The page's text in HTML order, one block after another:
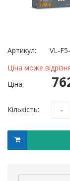
Артикул:
VL-
Ціна може
Ціна:
Кількість: -